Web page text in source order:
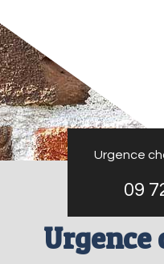
Urgence
09